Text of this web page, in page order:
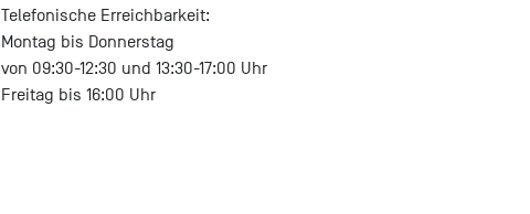
Telefonische Erreichbarkeit:
Montag bis Donnerstag
von 09:30-12:30 und 13:30-17:00 Uhr
Freitag bis 16:00 Uhr